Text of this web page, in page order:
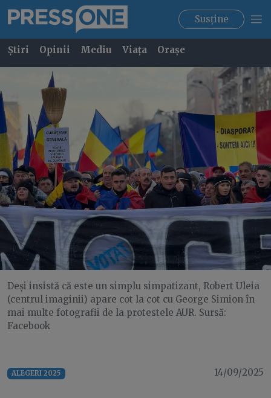
Susține
Știri Opinii Mediu Viața Orașe
Deși insistă că este un simplu simpatizant, Robert Uleia
(centrul imaginii) apare cot la cot cu George Simion în
mai multe fotografii de la protestele AUR. Sursă:
Facebook
ALEGERI 2025 14/09/2025